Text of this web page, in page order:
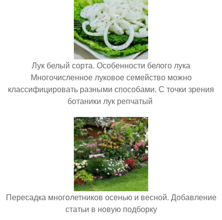
Лук белый сорта. Особенности белого лука
Многочисленное луковое семейство можно
классифицировать разными способами. С точки зрения
ботаники лук репчатый
Пересадка многолетников осенью и весной. Добавление
статьи в новую подборку